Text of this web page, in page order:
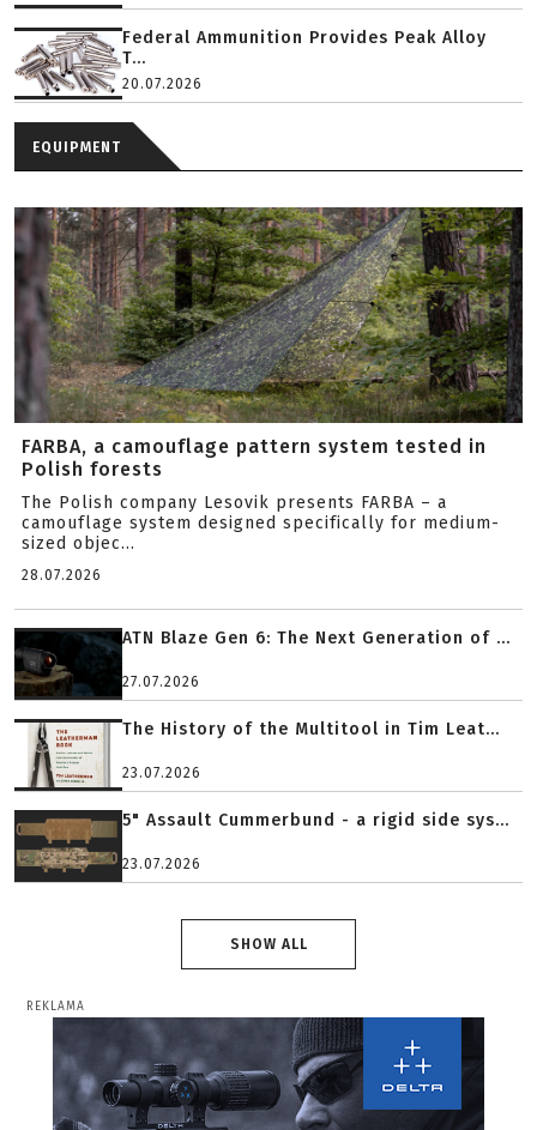
Federal Ammunition Provides Peak Alloy
T...
20.07.2026
EQUIPMENT
FARBA, a camouflage pattern system tested in
Polish forests
The Polish company Lesovik presents FARBA – a
camouflage system designed specifically for medium-
sized objec...
28.07.2026
ATN Blaze Gen 6: The Next Generation of ...
27.07.2026
The History of the Multitool in Tim Leat...
23.07.2026
5" Assault Cummerbund - a rigid side sys...
23.07.2026
SHOW ALL
REKLAMA